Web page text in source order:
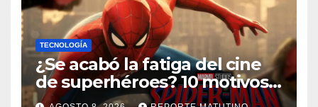
TECNOLOGÍA
¿Se acabó la fatiga del cine
de superhéroes? 10 motivos
por los que ‘Spider-Man: